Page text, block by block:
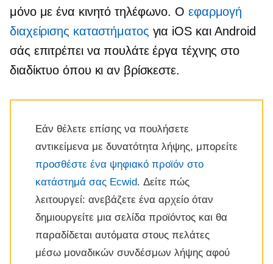
μόνο με ένα κινητό τηλέφωνο. Ο εφαρμογή
διαχείρισης καταστήματος για iOS και Android
σάς επιτρέπει να πουλάτε έργα τέχνης στο
διαδίκτυο όπου κι αν βρίσκεστε.
Εάν θέλετε επίσης να πουλήσετε
αντικείμενα με δυνατότητα λήψης, μπορείτε
προσθέστε ένα ψηφιακό προϊόν στο
κατάστημά σας Ecwid. Δείτε πώς
λειτουργεί: ανεβάζετε ένα αρχείο όταν
δημιουργείτε μια σελίδα προϊόντος και θα
παραδίδεται αυτόματα στους πελάτες
μέσω μοναδικών συνδέσμων λήψης αφού